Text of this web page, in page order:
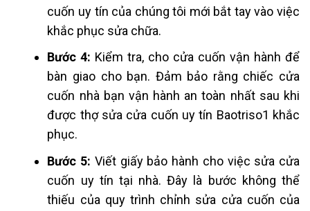
cuốn uy tín của chúng tôi mới bắt tay vào việc
khắc phục sửa chữa.
Bước 4: Kiểm tra, cho cửa cuốn vận hành để
bàn giao cho bạn. Đảm bảo rằng chiếc cửa
cuốn nhà bạn vận hành an toàn nhất sau khi
được thợ sửa cửa cuốn uy tín Baotriso1 khắc
phục.
Bước 5: Viết giấy bảo hành cho việc sửa cửa
cuốn uy tín tại nhà. Đây là bước không thể
thiếu của quy trình chỉnh sửa cửa cuốn của